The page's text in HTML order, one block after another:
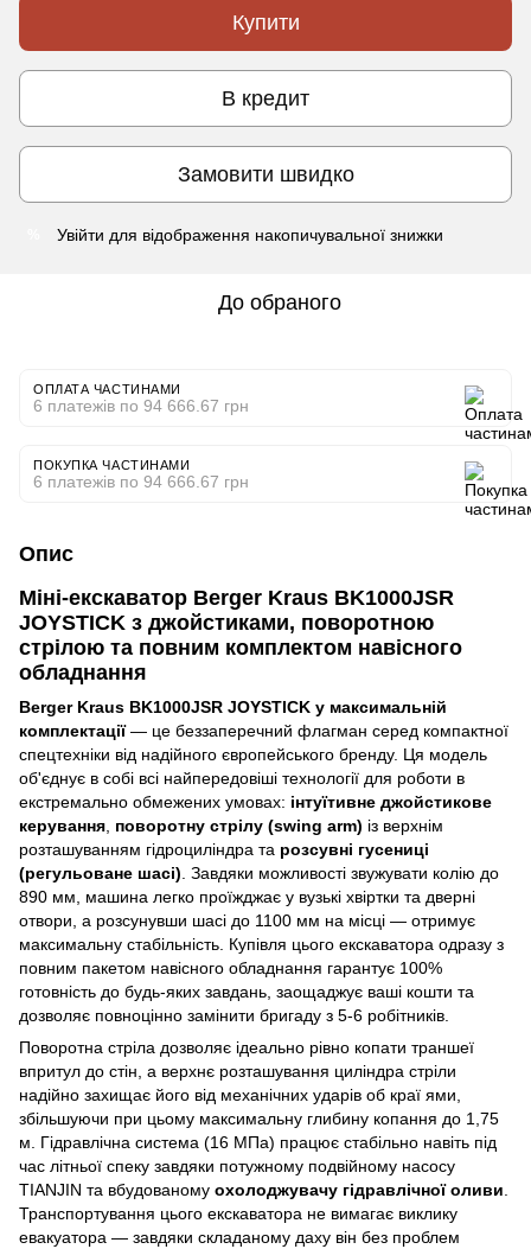
Купити
В кредит
Замовити швидко
Увійти для відображення накопичувальної знижки
До обраного
ОПЛАТА ЧАСТИНАМИ
6 платежів по 94 666.67 грн
ПОКУПКА ЧАСТИНАМИ
6 платежів по 94 666.67 грн
Опис
Міні-екскаватор Berger Kraus BK1000JSR
JOYSTICK з джойстиками, поворотною
стрілою та повним комплектом навісного
обладнання
Berger Kraus BK1000JSR JOYSTICK у максимальній
комплектації— це беззаперечний флагман серед компактної
спецтехніки від надійного європейського бренду. Ця модель
об'єднує в собі всі найпередовіші технології для роботи в
екстремально обмежених умовах: інтуїтивне джойстикове
керування, поворотну стрілу (swing arm) із верхнім
розташуванням гідроциліндра та розсувні гусениці
(регульоване шасі). Завдяки можливості звужувати колію до
890 мм, машина легко проїжджає у вузькі хвіртки та дверні
отвори, а розсунувши шасі до 1100 мм на місці — отримує
максимальну стабільність. Купівля цього екскаватора одразу з
повним пакетом навісного обладнання гарантує 100%
готовність до будь-яких завдань, заощаджує ваші кошти та
дозволяє повноцінно замінити бригаду з 5-6 робітників.
Поворотна стріла дозволяє ідеально рівно копати траншеї
впритул до стін, а верхнє розташування циліндра стріли
надійно захищає його від механічних ударів об краї ями,
збільшуючи при цьому максимальну глибину копання до 1,75
м. Гідравлічна система (16 МПа) працює стабільно навіть під
час літньої спеку завдяки потужному подвійному насосу
TIANJIN та вбудованому охолоджувачу гідравлічної оливи.
Транспортування цього екскаватора не вимагає виклику
евакуатора — завдяки складаному даху він без проблем